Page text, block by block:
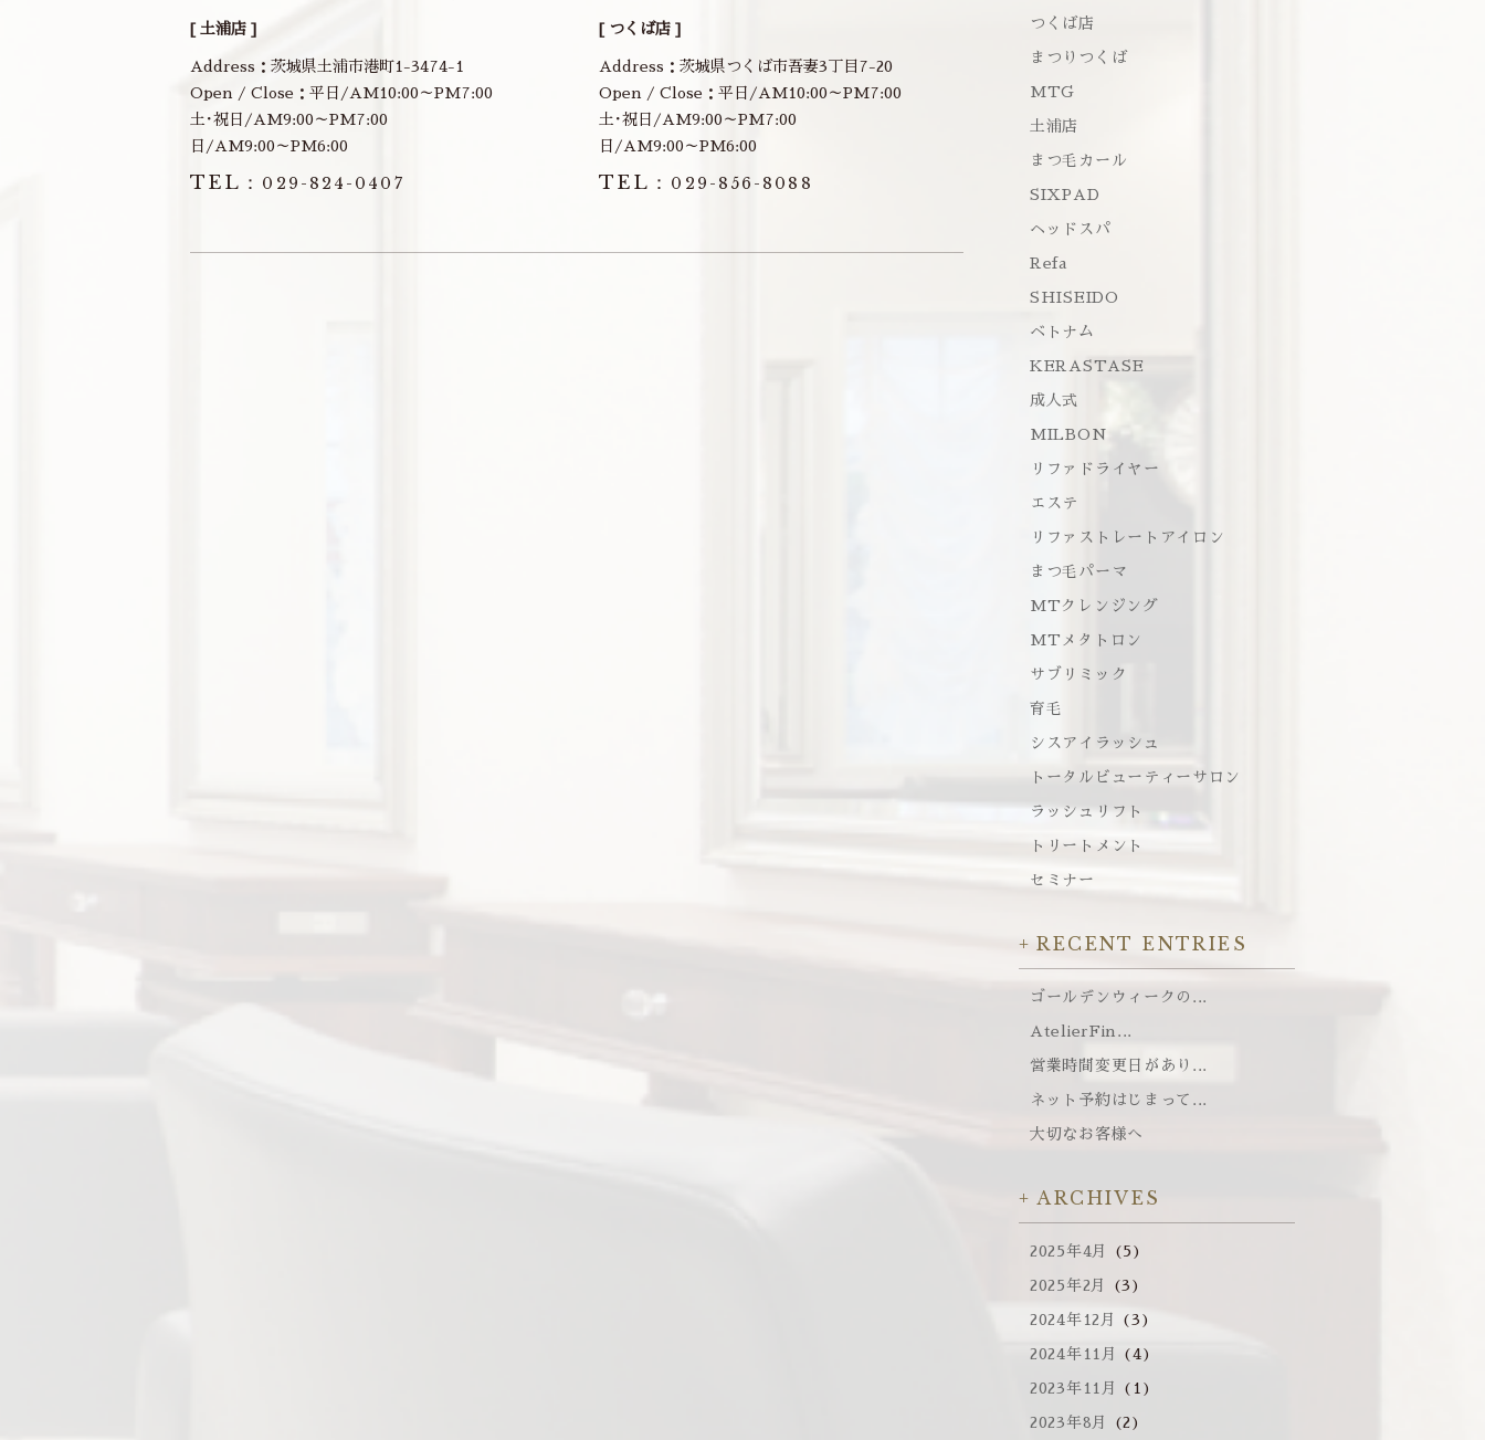
[ 土浦店 ]
Address：茨城県土浦市港町1-3474-1
Open / Close：平日/AM10:00～PM7:00
土･祝日/AM9:00～PM7:00
日/AM9:00～PM6:00
TEL： 029-824-0407
[ つくば店 ]
Address：茨城県つくば市吾妻3丁目7-20
Open / Close：平日/AM10:00～PM7:00
土･祝日/AM9:00～PM7:00
日/AM9:00～PM6:00
TEL： 029-856-8088
つくば店
まつりつくば
MTG
土浦店
まつ毛カール
SIXPAD
ヘッドスパ
Refa
SHISEIDO
ベトナム
KERASTASE
成人式
MILBON
リファドライヤー
エステ
リファストレートアイロン
まつ毛パーマ
MTクレンジング
MTメタトロン
サブリミック
育毛
シスアイラッシュ
トータルビューティーサロン
ラッシュリフト
トリートメント
セミナー
RECENT ENTRIES
ゴールデンウィークの...
AtelierFin...
営業時間変更日があり...
ネット予約はじまって...
大切なお客様へ
ARCHIVES
2025年4月 (5)
2025年2月 (3)
2024年12月 (3)
2024年11月 (4)
2023年11月 (1)
2023年8月 (2)